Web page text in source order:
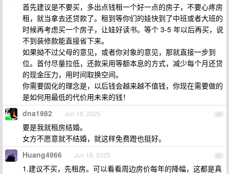
首先建议是不要买，多出点钱租一个好一点的房子，不要心疼房
租，就当拿去还贷款了。租到等你们的娃快到了中班或者大班的
时候再考虑买一个房子，让娃好读书。等个 3-5 年以后再买，说
不到装修款能直接省下来。
如果拗不过父母的意见，或者你对象的意见，那就直接一步到
位。首付尽量拉低，还款采用等额本息的方式，减少每个月还贷
的现金压力，用时间取换空间。
你需要固化的理念是，以后钱会越来越不值钱，你现在需要做的
是如何用最低的代价用未来的钱！
39
dna1982 Jun 18, 2025
要是我就租房结婚。
女方不愿意就不结婚，就这样免费蹬也挺好。
40
Huang4966 Jun 18, 2025
1.建议不买，先租房。可以看看周边房价每年的降幅，这都是真